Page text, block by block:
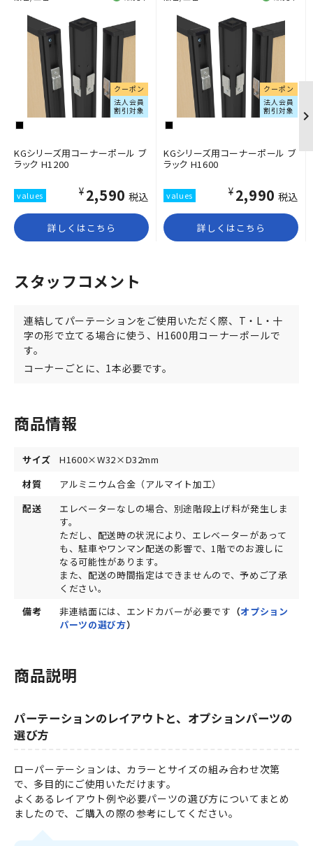
クーポン
法人会員
割引対象
KGシリーズ用コーナーポール ブ
ラック H1200
¥2,590 税込
詳しくはこちら
クーポン
法人会員
割引対象
KGシリーズ用コーナーポール ブ
ラック H1600
¥2,990 税込
詳しくはこちら
スタッフコメント
連結してパーテーションをご使用いただく際、T・L・十
字の形で立てる場合に使う、H1600用コーナーポールで
す。
コーナーごとに、1本必要です。
商品情報
サイズ
H1600×W32×D32mm
材質
アルミニウム合金（アルマイト加工）
配送
エレベーターなしの場合、別途階段上げ料が発生しま
す。
ただし、配送時の状況により、エレベーターがあって
も、駐車やワンマン配送の影響で、1階でのお渡しに
なる可能性があります。
また、配送の時間指定はできませんので、予めご了承
ください。
備考
非連結面には、エンドカバーが必要です （オプション
パーツの選び方）
商品説明
パーテーションのレイアウトと、オプションパーツの
選び方
ローパーテーションは、カラーとサイズの組み合わせ次第
で、多目的にご使用いただけます。
よくあるレイアウト例や必要パーツの選び方についてまとめ
ましたので、ご購入の際の参考にしてください。